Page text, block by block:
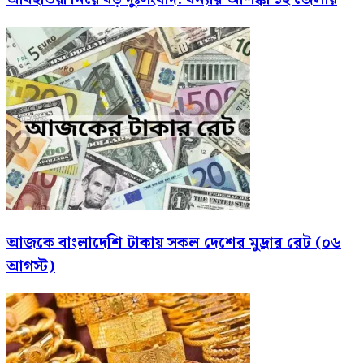
আজকে বাংলাদেশি টাকায় সকল দেশের মুদ্রার রেট (০৬
আগস্ট)